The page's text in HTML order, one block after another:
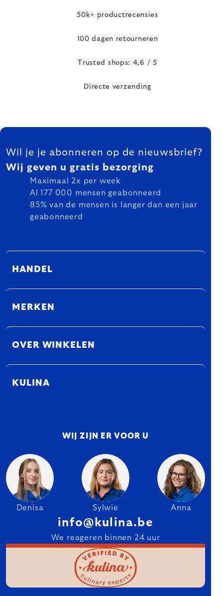
50k+ productrecensies
100 dagen retourneren
Trusted shops: 4,6 / 5
Directe verzending
FOOTER
Wil je je abonneren op de nieuwsbrief?
Wij geven u gratis bezorging
Maximaal 2x per week
Al 177 000 mensen geabonneerd
85% van de mensen is langer dan een jaar
geabonneerd
HANDEL
MERKEN
OVER WINKELEN
KULINA
WIJ ZIJN ER VOOR U
Denisa Sylwie Anna
info@kulina.be
We reageren binnen 24 uur